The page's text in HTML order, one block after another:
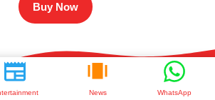
News WhatsApp
Buy Now